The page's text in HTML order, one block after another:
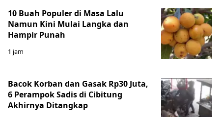
10 Buah Populer di Masa Lalu
Namun Kini Mulai Langka dan
Hampir Punah
1 jam
Bacok Korban dan Gasak Rp30 Juta,
6 Perampok Sadis di Cibitung
Akhirnya Ditangkap